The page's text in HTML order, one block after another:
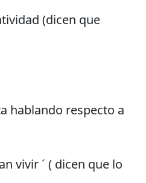
(dicen que
hablando respecto a
vivir ´ ( dicen que lo